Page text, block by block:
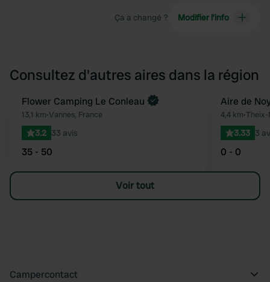
Ça a changé ? Modifier l’info
Consultez d'autres aires dans la région
Préféré
Reserve maintenant
Flower Camping Le Conleau
13,1 km•Vannes, France
3.2 33 avis
35 - 50
Aire de
4,4 km•Theix-
3.33 3
0 - 0
Voir tout
Campercontact